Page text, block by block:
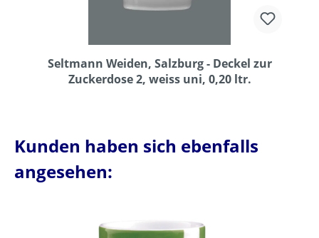
Seltmann Weiden, Salzburg - Deckel zur
Zuckerdose 2, weiss uni, 0,20 ltr.
Kunden haben sich ebenfalls
angesehen: